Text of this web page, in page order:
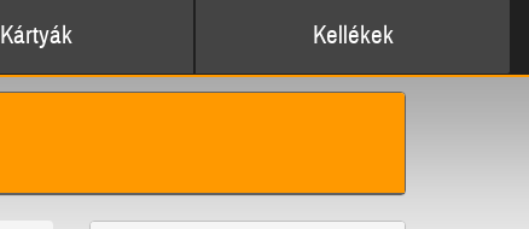
Kártyák Kellékek